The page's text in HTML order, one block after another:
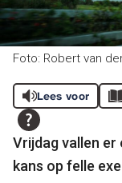
Foto: Robert van
Lees voor
Vrijdag vallen er
kans op felle